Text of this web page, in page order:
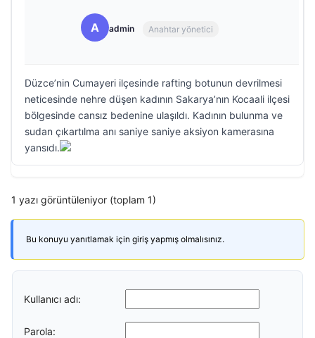
A admin Anahtar yönetici
Düzce’nin Cumayeri ilçesinde rafting botunun devrilmesi
neticesinde nehre düşen kadının Sakarya’nın Kocaali ilçesi
bölgesinde cansız bedenine ulaşıldı. Kadının bulunma ve
sudan çıkartılma anı saniye saniye aksiyon kamerasına
yansıdı.
1 yazı görüntüleniyor (toplam 1)
Bu konuyu yanıtlamak için giriş yapmış olmalısınız.
Kullanıcı adı:
Parola: